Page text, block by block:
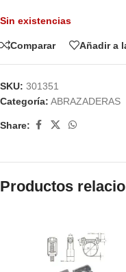
Sin existencias
Comparar Añadir a
SKU: 301351
Categoría: ABRAZADERAS
Share:
Productos